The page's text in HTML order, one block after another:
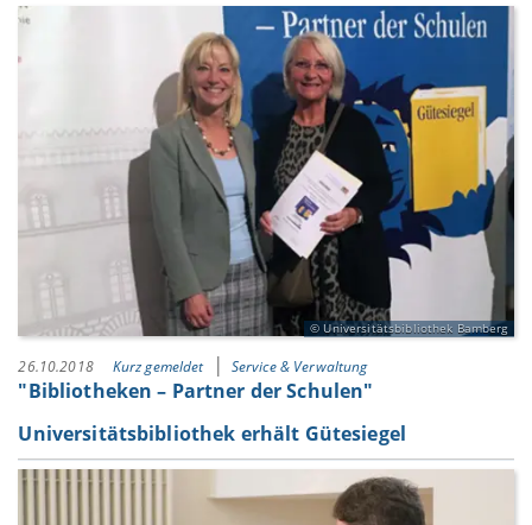
Universitätsbibliothek Bamberg
26.10.2018 Kurz gemeldet Service & Verwaltung
"Bibliotheken – Partner der Schulen"
Universitätsbibliothek erhält Gütesiegel